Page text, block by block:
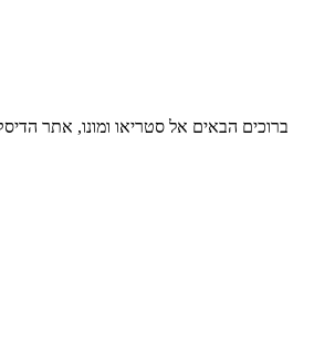
ברוכים הבאים אל סטריאו ומונו, אתר